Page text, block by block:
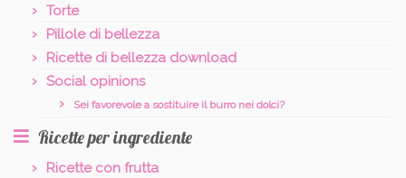
Torte
Pillole di bellezza
Ricette di bellezza download
Social opinions
Sei favorevole a sostituire il burro nei dolci?
Ricette per ingrediente
Ricette con frutta